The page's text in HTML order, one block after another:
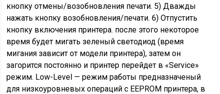
кнопку отмены/возобновления печати. 5) Дважды
нажать кнопку возобновления/печати. 6) Отпустить
кнопку включения принтера. после этого некоторое
время будет мигать зеленый светодиод (время
мигания зависит от модели принтера), затем он
загорится постоянно и принтер перейдет в «Service»
режим. Low-Level — режим работы предназначеный
для низкоуровневых операций с EEPROM принтера, в